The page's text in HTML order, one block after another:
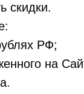
скидки.
РФ;
на